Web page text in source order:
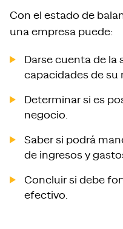
Con el estado de
una empresa puede:
Darse cuenta de la
capacidades de su
Determinar si es
negocio.
Saber si podrá
de ingresos y
Concluir si debe
efectivo.